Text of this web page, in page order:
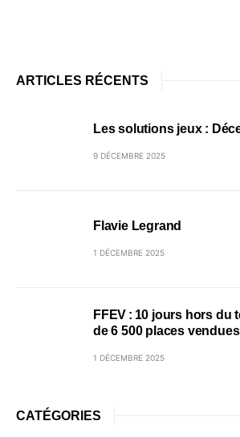
ARTICLES RÉCENTS
Les solutions jeux :
9 DÉCEMBRE 2025
Flavie Legrand
1 DÉCEMBRE 2025
FFEV : 10 jours hors du
de 6 500 places vendues
1 DÉCEMBRE 2025
CATÉGORIES